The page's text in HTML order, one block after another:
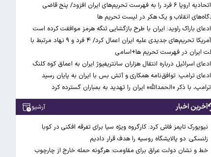
اتحادیه اروپا ۶ فرد را به فهرست تحریم‌های ایران افزود/ پنج قاضی
انقلاب و یک هکر در لیست تحریم ها
ادعای باراک راوید: ایران با طرح بازگشایی تنگه هرمز موافقت کرده است
آمریکا تحریم‌های جدیدی علیه ایران اعمال کرد/ ۴ فرد و ۹ نهاد مرتبط با
ایران در فهرست تحریم ها+اسامی
ادعای اسرائیل درباره انتقال هزاران سانتریفیوژ ایران به اعماق کوه کلنگ
ادعای ترامپ: توافق‌نامه همکاری و آتش بس با ایران به پایان رسید
ترامپ، با ذکر «الحمدالله» ایران را تهدید به بمباران گسترده کرد
آخرین اخبار آرشیو
نیویورک تایمز فاش کرد: کارگروه ویژه سیا برای تفرقه افکنی در کوبا
زلنسکی: دو پالایشگاه روسیه را هدف قرار دادیم
خط و نشان دولت عراق برای مقاومت: هرگونه حمله خارج از چارچوب